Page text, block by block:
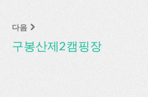
다음
구봉산제2캠핑장